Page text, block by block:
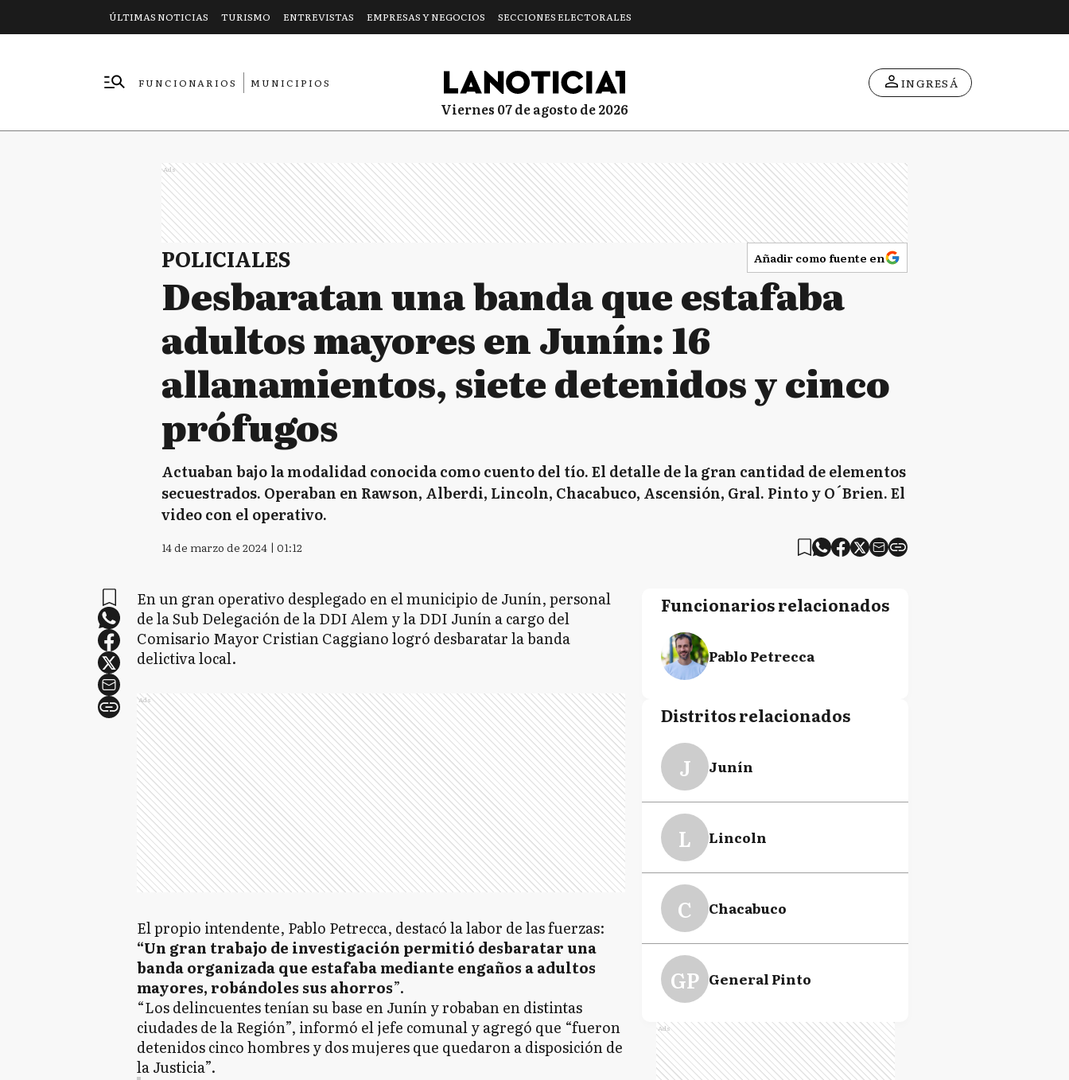
ÚLTIMAS NOTICIAS TURISMO ENTREVISTAS EMPRESAS Y NEGOCIOS SECCIONES ELECTORALES
FUNCIONARIOS
MUNICIPIOS
viernes 07 de agosto de 2026
INGRESÁ
Ads
POLICIALES Añadir como fuente en
Desbaratan una banda que estafaba
adultos mayores en Junín: 16
allanamientos, siete detenidos y cinco
prófugos
Actuaban bajo la modalidad conocida como cuento del tío. El detalle de la gran cantidad de elementos
secuestrados. Operaban en Rawson, Alberdi, Lincoln, Chacabuco, Ascensión, Gral. Pinto y O´Brien. El
video con el operativo.
14 de marzo de 2024 | 01:12
En un gran operativo desplegado en el municipio de Junín, personal
de la Sub Delegación de la DDI Alem y la DDI Junín a cargo del
Comisario Mayor Cristian Caggiano logró desbaratar la banda
delictiva local.
Ads
El propio intendente, Pablo Petrecca, destacó la labor de las fuerzas:
“Un gran trabajo de investigación permitió desbaratar una
banda organizada que estafaba mediante engaños a adultos
mayores, robándoles sus ahorros”.
“Los delincuentes tenían su base en Junín y robaban en distintas
ciudades de la Región”, informó el jefe comunal y agregó que “fueron
detenidos cinco hombres y dos mujeres que quedaron a disposición de
la Justicia”.
Funcionarios relacionados
Pablo Petrecca
Distritos relacionados
J Junín
L Lincoln
C Chacabuco
GP General Pinto
Ads